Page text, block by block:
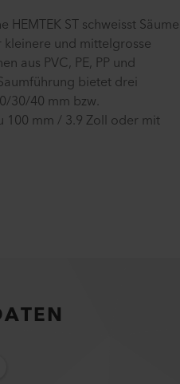
HEMTEK ST schweisst Säume
und mittelgrosse
aus PVC, PE, PP und
bietet drei
30/40 mm bzw.
100 mm / 3.9 Zoll oder mit